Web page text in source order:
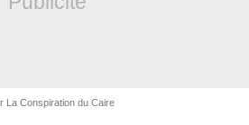
La Conspiration du Caire